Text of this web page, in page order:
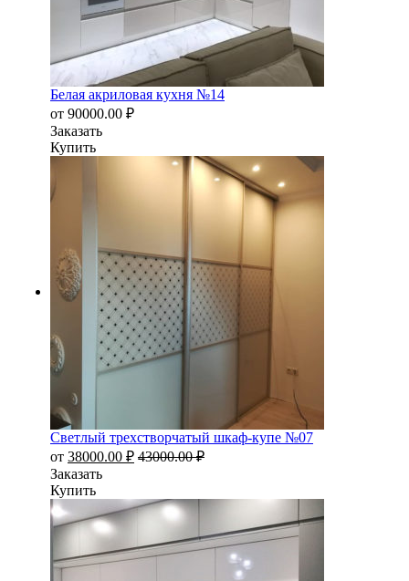
Белая акриловая кухня №14
от 90000.00 ₽
Заказать
Купить
Светлый трехстворчатый шкаф-купе №07
от 38000.00 ₽ 43000.00₽
Заказать
Купить